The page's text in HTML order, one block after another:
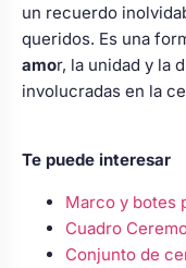
un recuerdo
queridos. Es una
amor, la unidad y la
involucradas en la
Te puede interesar
Marco y botes
Cuadro
Conjunto de